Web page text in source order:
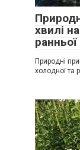
хвилі
Природні
холодної та